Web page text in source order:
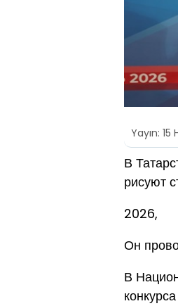
Yayın:
В
рисуют
2026,
Он
В